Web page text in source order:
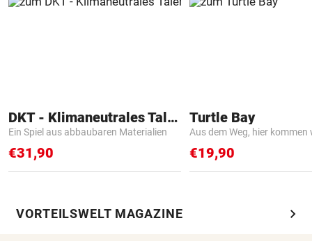
DKT - Klimaneutrales Talent
Ein Spiel aus abbaubaren Materialien
€31,90
Turtle Bay
Aus dem Weg, hier kommen
€19,90
VORTEILSWELT MAGAZINE chevron_right